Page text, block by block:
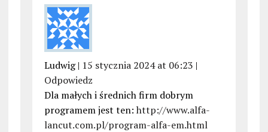
Ludwig | 15 stycznia 2024 at 06:23 |
Odpowiedz
Dla małych i średnich firm dobrym
programem jest ten: http://www.alfa-
lancut.com.pl/program-alfa-em.html